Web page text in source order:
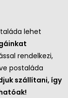
lehet
rendelkezi,
postaláda
szállítani, így